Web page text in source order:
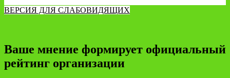
ВЕРСИЯ ДЛЯ СЛАБОВИДЯЩИХ
Ваше мнение формирует официальный
рейтинг организации